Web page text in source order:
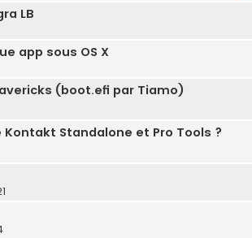
LB
app sous OS X
(boot.efi par Tiamo)
Standalone et Pro Tools ?